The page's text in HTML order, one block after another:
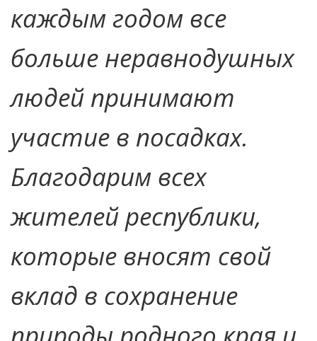
каждым годом все
больше неравнодушных
людей принимают
участие в посадках.
Благодарим всех
жителей республики,
которые вносят свой
вклад в сохранение